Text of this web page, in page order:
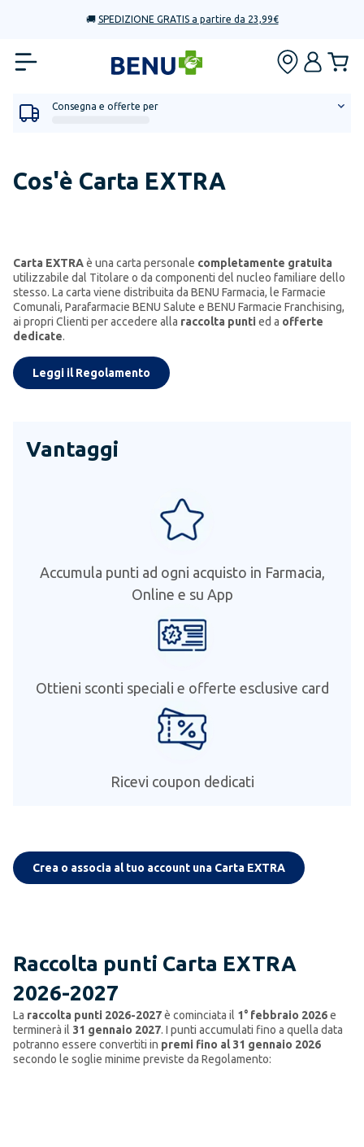
🚚 SPEDIZIONE GRATIS a partire da 23,99€
Consegna e offerte per
Cos'è Carta EXTRA
Carta EXTRAè una carta personale completamente gratuita
utilizzabile dal Titolare o da componenti del nucleo familiare dello
stesso. La carta viene distribuita da BENU Farmacia, le Farmacie
Comunali, Parafarmacie BENU Salute e BENU Farmacie Franchising,
ai propri Clienti per accedere alla raccolta punti ed a offerte
dedicate.
Leggi il Regolamento
Vantaggi
Accumula punti ad ogni acquisto in Farmacia,
Online e su App
Ottieni sconti speciali e offerte esclusive card
Ricevi coupon dedicati
Crea o associa al tuo account una Carta EXTRA
Raccolta punti Carta EXTRA
2026-2027
La raccolta punti 2026-2027è cominciata il 1° febbraio 2026e
terminerà il 31 gennaio 2027. I punti accumulati fino a quella data
potranno essere convertiti in premi fino al 31 gennaio 2026
secondo le soglie minime previste da Regolamento: